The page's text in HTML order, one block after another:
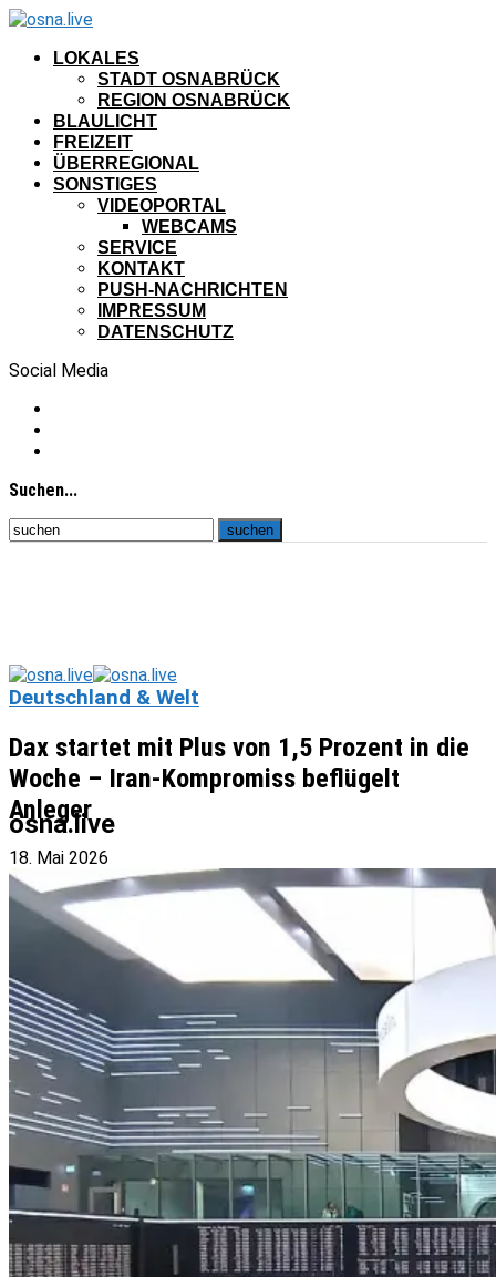
LOKALES
STADT OSNABRÜCK
REGION OSNABRÜCK
BLAULICHT
FREIZEIT
ÜBERREGIONAL
SONSTIGES
VIDEOPORTAL
WEBCAMS
SERVICE
KONTAKT
PUSH-NACHRICHTEN
IMPRESSUM
DATENSCHUTZ
Social Media
Suchen...
osna.live
Deutschland & Welt
Dax startet mit Plus von 1,5 Prozent in die
Woche – Iran-Kompromiss beflügelt
Anleger
18. Mai 2026